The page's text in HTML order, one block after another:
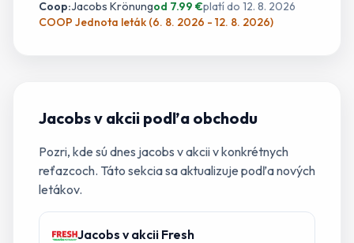
Coop:Jacobs Krönungod 7.99 €platí do 12. 8. 2026
COOP Jednota leták (6. 8. 2026 - 12. 8. 2026)
Jacobsv akcii podľa obchodu
Pozri, kde sú dnes jacobs v akcii v konkrétnych
reťazcoch. Táto sekcia sa aktualizuje podľa nových
letákov.
Jacobs v akcii Fresh